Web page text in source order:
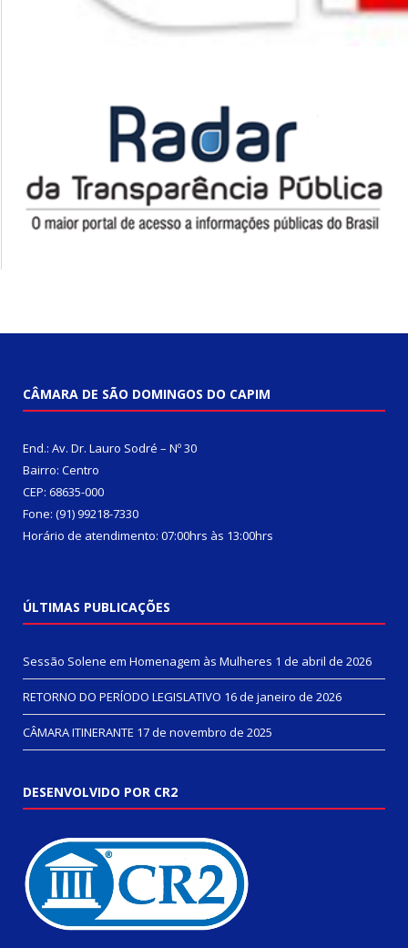
CÂMARA DE SÃO DOMINGOS DO CAPIM
End.: Av. Dr. Lauro Sodré – Nº 30
Bairro: Centro
CEP: 68635-000
Fone: (91) 99218-7330
Horário de atendimento: 07:00hrs às 13:00hrs
ÚLTIMAS PUBLICAÇÕES
Sessão Solene em Homenagem às Mulheres 1 de abril de 2026
RETORNO DO PERÍODO LEGISLATIVO 16 de janeiro de 2026
CÂMARA ITINERANTE 17 de novembro de 2025
DESENVOLVIDO POR CR2